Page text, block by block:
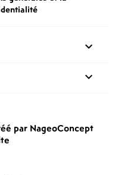


par NageoConcept